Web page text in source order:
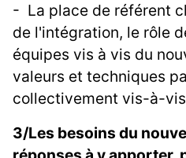
- La place de référent
de l'intégration, le rôle
équipes vis à vis du
valeurs et techniques
collectivement vis-à-vis
3/Les besoins du